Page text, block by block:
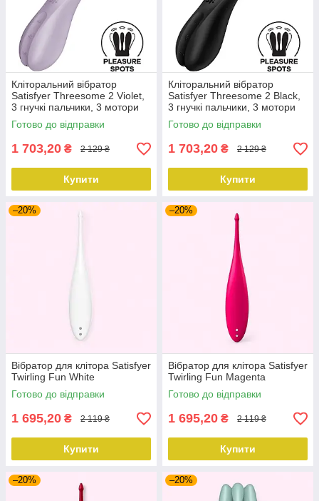
Кліторальний вібратор
Satisfyer Threesome 2 Violet,
3 гнучкі пальчики, 3 мотори
Готово до відправки
1 703,20 ₴ 2 129 ₴
Купити
Кліторальний вібратор
Satisfyer Threesome 2 Black,
3 гнучкі пальчики, 3 мотори
Готово до відправки
1 703,20 ₴ 2 129 ₴
Купити
–20%
Вібратор для клітора Satisfyer
Twirling Fun White
Готово до відправки
1 695,20 ₴ 2 119 ₴
Купити
–20%
Вібратор для клітора Satisfyer
Twirling Fun Magenta
Готово до відправки
1 695,20 ₴ 2 119 ₴
Купити
–20% –20%